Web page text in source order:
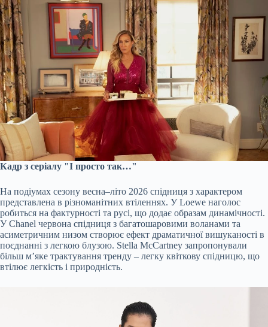
Кадр з серіалу "І просто так…"
На подіумах сезону весна–літо 2026 спідниця з характером
представлена в різноманітних втіленнях. У Loewe наголос
робиться на фактурності та русі, що додає образам динамічності.
У Chanel червона спідниця з багатошаровими воланами та
асиметричним низом створює ефект драматичної вишуканості в
поєднанні з легкою блузою. Stella McCartney запропонували
більш м’яке трактування тренду – легку квіткову спідницю, що
втілює легкість і природність.